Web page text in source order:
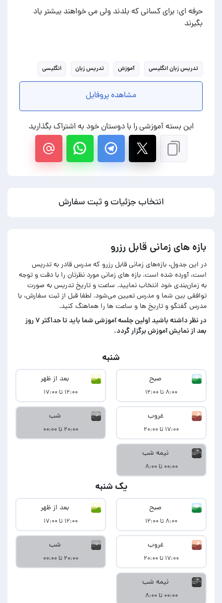
حرفه ای: برای کسانی که بلدند ولی می خواهند بیشتر یاد
بگیرند
تدریس زبان انگلیسی آموزش تدریس زبان انگلیسی
مشاهده پروفایل
این بسته آموزشی را با دوستان خود به اشتراک بگذارید
انتخاب جزئیات و ثبت سفارش
بازه های زمانی قابل رزرو
در این جدول، بازه‌های زمانی قابل رزرو که مدرس قادر به تدریس
است، آورده شده است. بازه های زمانی مورد نظرتان را با دقت و توجه
به زمان‌بندی خود انتخاب نمایید. ساعت و تاریخ تدریس به صورت
توافقی بین شما و مدرس تعیین می‌شود. لطفا قبل از ثبت سفارش، با
مدرس گفتگو و تاریخ ها و ساعت ها را هماهنگ کنید.
در‌ نظر داشته باشید اولین جلسه آموزشی شما باید تا حداکثر ۷ روز
بعد از نمایش آموزش برگزار گردد.
شنبه
صبح
۸:۰۰ تا ۱۲:۰۰
بعد از ظهر
۱۲:۰۰ تا ۱۷:۰۰
غروب
۱۷:۰۰ تا ۲۰:۰۰
شب
۲۰:۰۰ تا ۰۰:۰۰
نیمه شب
۰۰:۰۰ تا ۸:۰۰
یک شنبه
صبح
۸:۰۰ تا ۱۲:۰۰
بعد از ظهر
۱۲:۰۰ تا ۱۷:۰۰
غروب
۱۷:۰۰ تا ۲۰:۰۰
شب
۲۰:۰۰ تا ۰۰:۰۰
نیمه شب
۰۰:۰۰ تا ۸:۰۰